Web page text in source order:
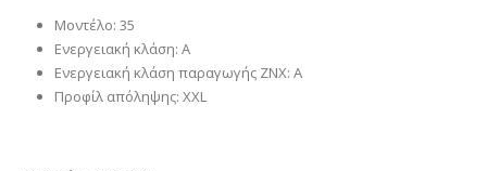
Μοντέλο: 35
Ενεργειακή κλάση: A
Ενεργειακή κλάση παραγωγής ZNX: A
Προφίλ απόληψης: XXL